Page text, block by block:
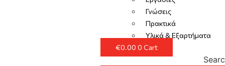
Γνώσεις
Πρακτικά
Υλικά & Εξαρτήματα
€0.00 0 Cart